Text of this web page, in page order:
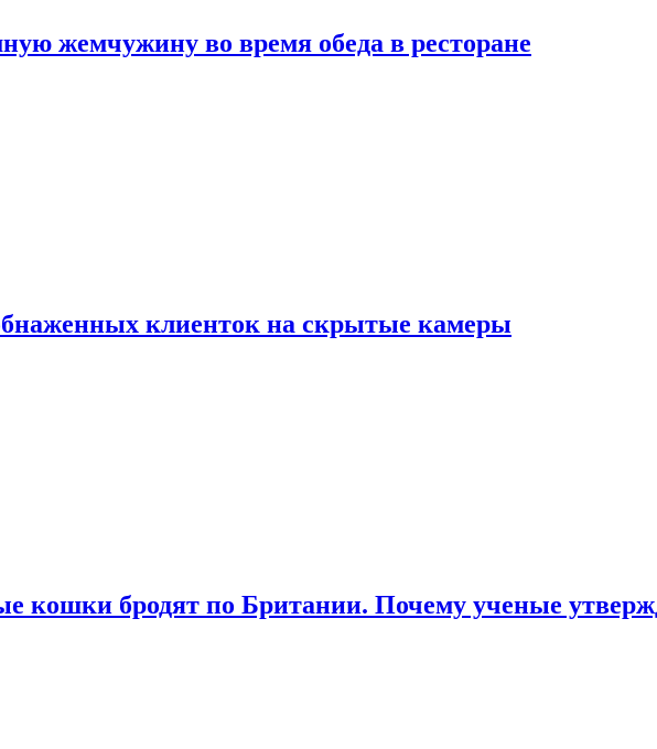
жемчужину во время обеда в ресторане
клиенток на скрытые камеры
кошки бродят по Британии. Почему ученые